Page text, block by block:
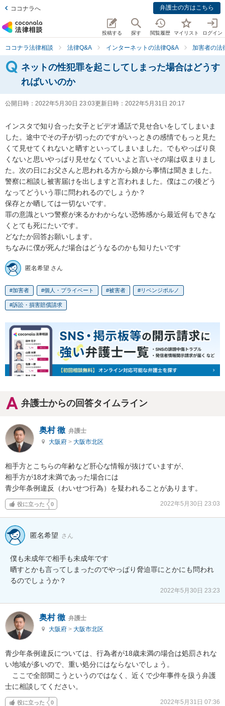
ココナラへ 弁護士の方はこちら
投稿する 探す 閲覧履歴 マイリスト ログイン
ココナラ法律相談 法律Q&A インターネットの法律Q&A 加害者の法
ネットの性犯罪を起こしてしまった場合はどうす
ればいいのか
公開日時： 2022年5月30日 23:03更新日時： 2022年5月31日 20:17
インスタで知り合った女子とビデオ通話で見せ合いをしてしまいま
した。途中でその子が切ったのですがいっときの感情でもっと見た
くて見せてくれないと晒すといってしまいました。でもやっぱり良
くないと思いやっぱり見せなくていいよと言いその場は収まりまし
た。次の日にお父さんと思われる方から娘から事情は聞きました。
警察に相談し被害届けを出しますと言われました。僕はこの後どう
なってどういう罪に問われるのでしょうか？
保存とか晒しては一切ないです。
罪の意識といつ警察が来るかわからない恐怖感から最近何もできな
くとても死にたいです。
どなたか回答お願いします。
ちなみに僕が死んだ場合はどうなるのかも知りたいです
匿名希望 さん
加害者 個人・プライベート 被害者 リベンジポルノ
訴訟・損害賠償請求
弁護士からの回答タイムライン
奥村 徹 弁護士
大阪府 > 大阪市北区
相手方とこちらの年齢など肝心な情報が抜けていますが、
相手方が18才未満であった場合には
青少年条例違反（わいせつ行為）を疑われることがあります。
役に立った 0 2022年5月30日 23:03
匿名希望 さん
僕も未成年で相手も未成年です
晒すとかも言ってしまったのでやっぱり脅迫罪にとかにも問われ
るのでしょうか？
2022年5月30日 23:23
奥村 徹 弁護士
大阪府 > 大阪市北区
青少年条例違反については、行為者が18歳未満の場合は処罰されな
い地域が多いので、重い処分にはならないでしょう。
ここで全部聞こうというのではなく、近くで少年事件を扱う弁護
士に相談してください。
役に立った 0 2022年5月31日 07:36